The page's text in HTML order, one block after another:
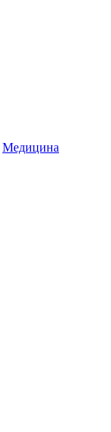
Медицина